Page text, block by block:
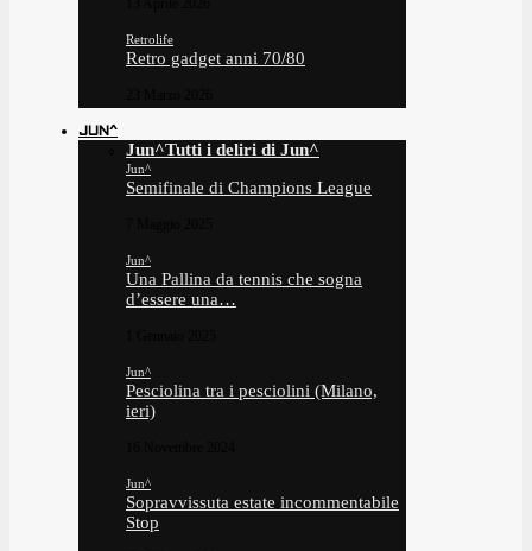
Retrolife
Retro gadget anni 70/80
JUN^
Jun^Tutti i deliri di Jun^
Jun^
Semifinale di Champions League
Jun^
Una Pallina da tennis che sogna
d’essere una…
Jun^
Pesciolina tra i pesciolini (Milano,
ieri)
Jun^
Sopravvissuta estate incommentabile
Stop